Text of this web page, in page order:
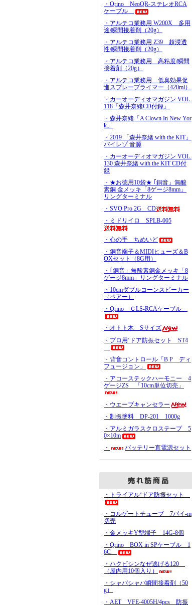
・Qrino NeoQR-ステレオRCA
ケーブル
・アルテコ業務用 W200X 多用
途/瞬間接着剤（20g）
・アルテコ業務用 Z39 超浸透
性/瞬間接着剤（20g）
・アルテコ業務用 高粘度/瞬間
接着剤（20g）
・アルテコ業務用 低臭効果促
進スプレープライマー（420ml）
・カーオーディオマガジン VOL.
118「森井奈緒CD付録」
・森井奈緒「A Clown In New Yor
k」
・2019 「森井奈緒 with the KIT」
バイレゾ 音源
・カーオーディオマガジン VOL.
130 森井奈緒 with the KIT CD付
録
・★お徳用10袋★ ｢銅音」無酸
素銅 金メッキ「8ゲージ8mm」
リングターミナル
・SVO Pro 2G CD
・ミドリイロ SPLB-005
・心の手 ちめいど
・銅音端子＆MIDIヒューズ＆B
OXセット（8G用）
・｢銅音」無酸素銅金メッキ「8
ゲージ8mm」リングターミナル
・10cmダブルコーンスピーカー
（ペアー）
・Qrino ＣLS-RCAケーブル
・オトト木 Sサイズ
・プロ用‘ドア防振セット ST4
・背音コントロール「B P ディ
フュージョン」
・アコーステックハーモニー 4
ゲージZS 「10cm単位切売」
・ウエーブキャンセラー
・制振塗料 DP-201 1000g
・アルミガラスクロステープ 5
0×10m
・
バッテリー直電源セット
・トライアル‘ドア防振セット
・コルゲートチューブ 7パイ-m
切売
・金メッキY型端子 14G-8個
・Qrino BOX in SPケーブル 1
6C
・ハクビシンなぜ逃げる120
（屋内用10個入り）
・シャバシャバ瞬間接着剤（50
g）
・AET VFE-4005H/4pcs 防振